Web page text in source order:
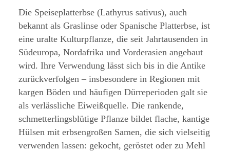
Die Speiseplatterbse (Lathyrus sativus), auch
bekannt als Graslinse oder Spanische Platterbse, ist
eine uralte Kulturpflanze, die seit Jahrtausenden in
Südeuropa, Nordafrika und Vorderasien angebaut
wird. Ihre Verwendung lässt sich bis in die Antike
zurückverfolgen – insbesondere in Regionen mit
kargen Böden und häufigen Dürreperioden galt sie
als verlässliche Eiweißquelle. Die rankende,
schmetterlingsblütige Pflanze bildet flache, kantige
Hülsen mit erbsengroßen Samen, die sich vielseitig
verwenden lassen: gekocht, geröstet oder zu Mehl